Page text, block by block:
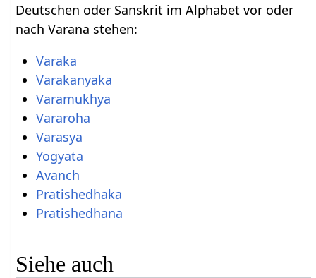
Deutschen oder Sanskrit im Alphabet vor oder
nach Varana stehen:
Varaka
Varakanyaka
Varamukhya
Vararoha
Varasya
Yogyata
Avanch
Pratishedhaka
Pratishedhana
Siehe auch